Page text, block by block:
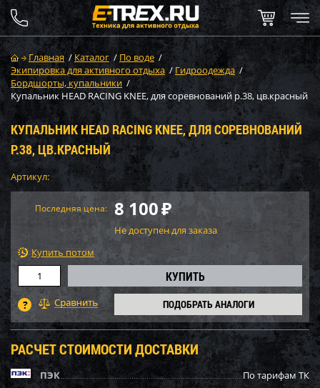
Главная / Каталог / По воде /
Экипировка для активного отдыха / Гидроодежда /
Бордшорты, купальники /
Купальник HEAD RACING KNEE, для соревнований р.38, цв.красный
КУПАЛЬНИК HEAD RACING KNEE, ДЛЯ СОРЕВНОВАНИЙ
Р.38, ЦВ.КРАСНЫЙ
Артикул:
Последняя цена: 8 100₽
Не доступен для заказа
Купить потом
ПОДОБРАТЬ АНАЛОГИ
РАСЧЕТ СТОИМОСТИ ДОСТАВКИ
ПЭК
По тарифам ТК